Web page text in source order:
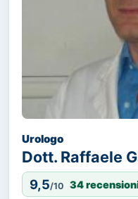
Urologo
Dott. Raffaele
9,5/10 34